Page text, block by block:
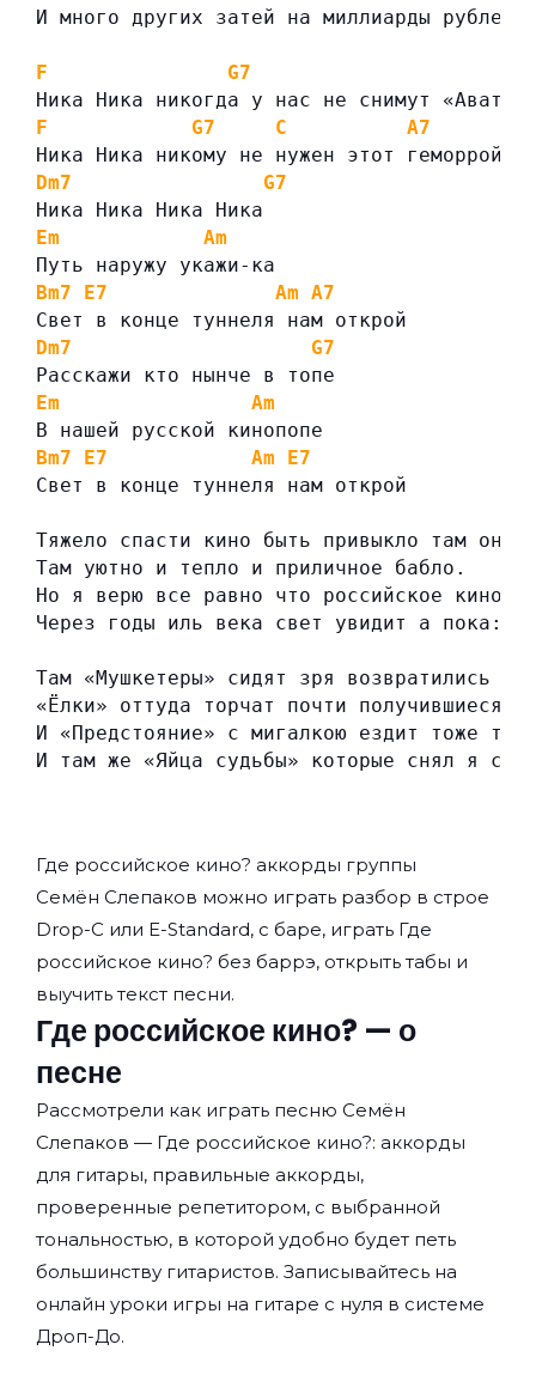
И много других затей на миллиарды рублей
F G7
Ника Ника никогда у нас не снимут
F
G7 C
A7
Ника Ника никому не нужен этот геморрой.
Dm7
G7
Ника Ника Ника Ника
Em
Am
Путь наружу укажи-ка
Bm7
E7 Am A7
Свет в конце туннеля нам открой
Dm7
G7
Расскажи кто нынче в топе
Em
Am
В нашей русской кинопопе
Bm7
E7 Am
E7
Свет в конце туннеля нам открой
Тяжело спасти кино быть привыкло там оно
Там уютно и тепло и приличное бабло.
Но я верю все равно что российское кино
Через годы иль века свет увидит а пока:
Там «Мушкетеры» сидят зря возвратились
«Ёлки» оттуда торчат почти получившиеся
И «Предстояние» с мигалкою ездит тоже там
И там же «Яйца судьбы» которые снял я
Где российское кино? аккорды группы
Семён Слепаков можно играть разбор в строе
Drop-C или E-Standard, с баре, играть Где
российское кино? без баррэ, открыть табы и
выучить текст песни.
Где российское кино? — о
песне
Рассмотрели как играть песню Семён
Слепаков — Где российское кино?: аккорды
для гитары, правильные аккорды,
проверенные репетитором, с выбранной
тональностью, в которой удобно будет петь
большинству гитаристов. Записывайтесь на
онлайн уроки игры на гитаре с нуля в системе
Дроп-До.